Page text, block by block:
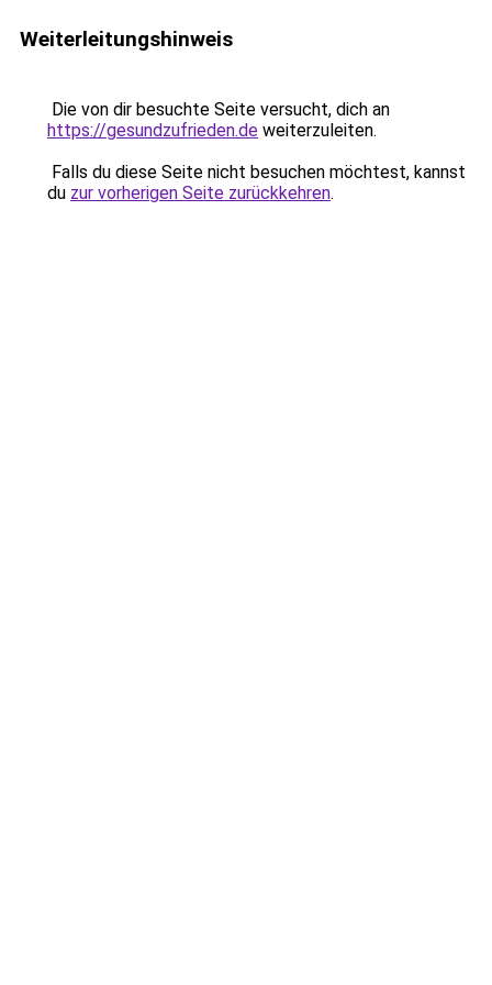
Weiterleitungshinweis
Die von dir besuchte Seite versucht, dich an
https://gesundzufrieden.de weiterzuleiten.
Falls du diese Seite nicht besuchen möchtest, kannst
du zur vorherigen Seite zurückkehren.